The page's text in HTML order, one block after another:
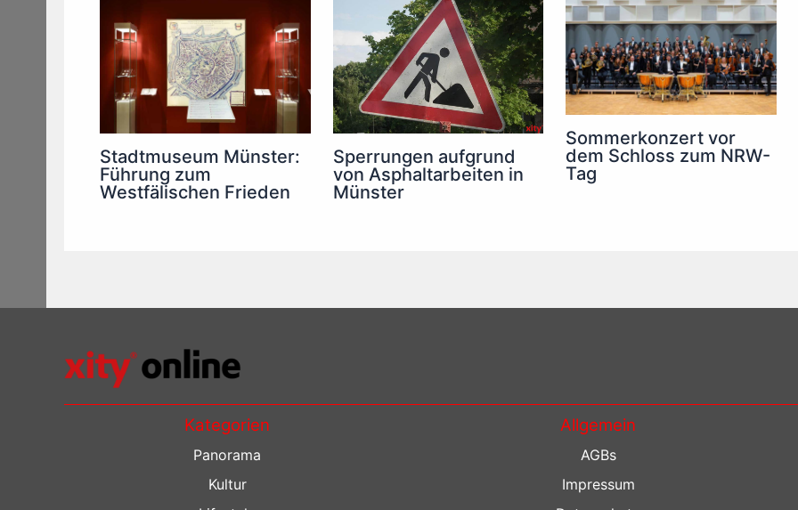
Stadtmuseum Münster:
Führung zum
Westfälischen Frieden
Sperrungen aufgrund
von Asphaltarbeiten in
Münster
Sommerkonzert vor
dem Schloss zum NRW-
Tag
Kategorien
Panorama
Kultur
Allgemein
AGBs
Impressum